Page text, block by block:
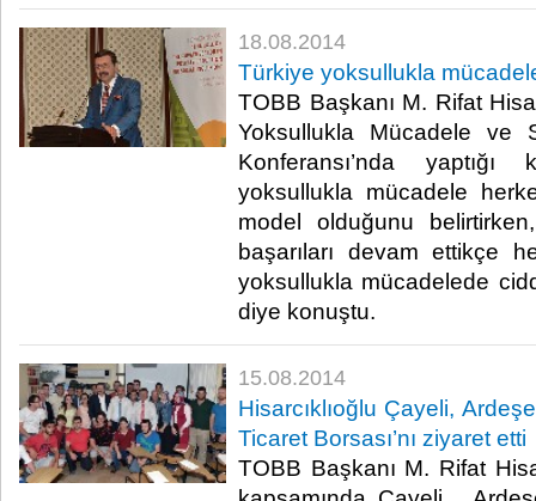
18.08.2014
Türkiye yoksullukla
TOBB Başkanı M. Rifat
Yoksullukla Mücadele ve
Konferansı’nda yaptığı
yoksullukla mücadele
model olduğunu
başarıları devam ettikçe
yoksullukla mücadelede
diye konuştu.​
15.08.2014
Hisarcıklıoğlu Çayeli,
Ticaret Borsası’nı ziyaret etti
TOBB Başkanı M. Rifat